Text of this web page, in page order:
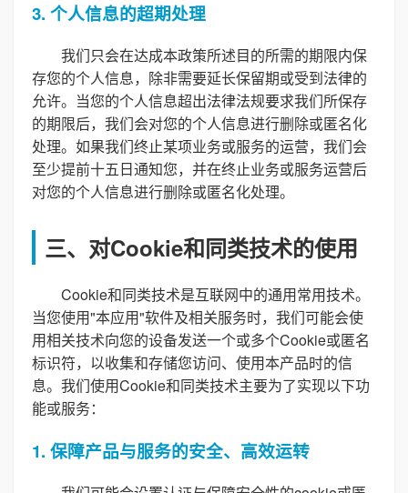
3. 个人信息的超期处理
我们只会在达成本政策所述目的所需的期限内保
存您的个人信息，除非需要延长保留期或受到法律的
允许。当您的个人信息超出法律法规要求我们所保存
的期限后，我们会对您的个人信息进行删除或匿名化
处理。如果我们终止某项业务或服务的运营，我们会
至少提前十五日通知您，并在终止业务或服务运营后
对您的个人信息进行删除或匿名化处理。
三、对Cookie和同类技术的使用
Cookie和同类技术是互联网中的通用常用技术。
当您使用"本应用"软件及相关服务时，我们可能会使
用相关技术向您的设备发送一个或多个Cookie或匿名
标识符，以收集和存储您访问、使用本产品时的信
息。我们使用Cookie和同类技术主要为了实现以下功
能或服务：
1. 保障产品与服务的安全、高效运转